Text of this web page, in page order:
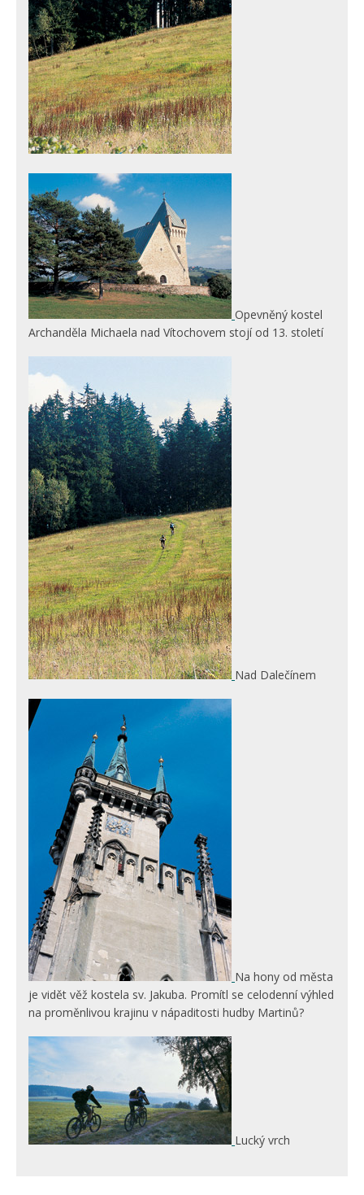
Opevněný kostel
Archanděla Michaela nad Vítochovem stojí od 13. století
Nad Dalečínem
Na hony od města
je vidět věž kostela sv. Jakuba. Promítl se celodenní výhled
na proměnlivou krajinu v nápaditosti hudby Martinů?
Lucký vrch